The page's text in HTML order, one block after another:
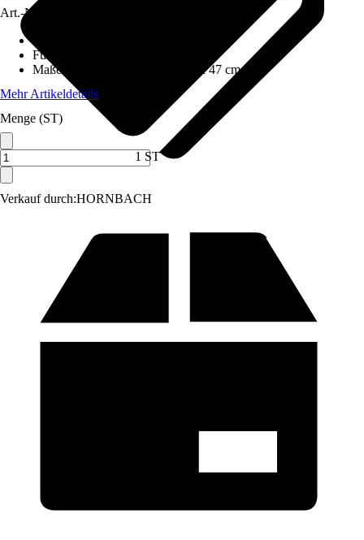
Verkauf durch:HORNBACH
Art.-Nr.
Funktionen
Maße (BxHxT)
44 cm x 80 cm x 47 cm
Mehr Artikeldetails
Menge (ST)
1 ST